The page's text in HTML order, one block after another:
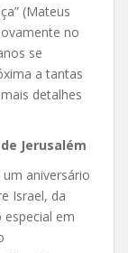
(Mateus
no
se
a tantas
detalhes
Jerusalém
aniversário
Israel, da
em